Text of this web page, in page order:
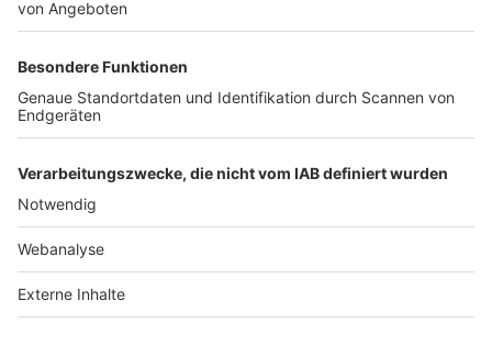
TOP-PARTNER
Nutzungsbedingungen Datenschutz Impressum